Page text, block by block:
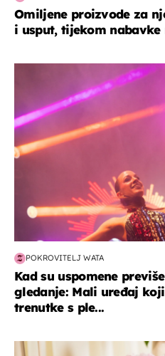
Omiljene proizvode za
i usput, tijekom nabavke
POKROVITELJ WATA
Kad su uspomene
gledanje: Mali uređaj
trenutke s ple...
moda & ljepota